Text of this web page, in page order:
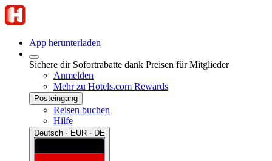
App herunterladen
Sichere dir Sofortrabatte dank Preisen für Mitglieder
Anmelden
Mehr zu Hotels.com Rewards
Posteingang
Reisen buchen
Hilfe
Deutsch · EUR · DE